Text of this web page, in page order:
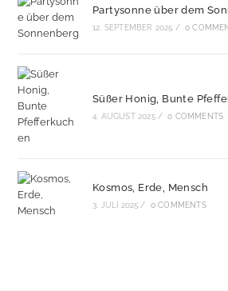
Partysonne über dem
12. SEPTEMBER 2025 / 0
Süßer Honig, Bunte
4. AUGUST 2025 / 0 COMMENTS
Kosmos, Erde, Mensch
3. JULI 2025 / 0 COMMENTS